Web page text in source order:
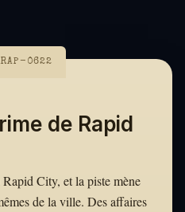
RAP-0622
de Rapid
City, et la piste mène
de la ville. Des affaires